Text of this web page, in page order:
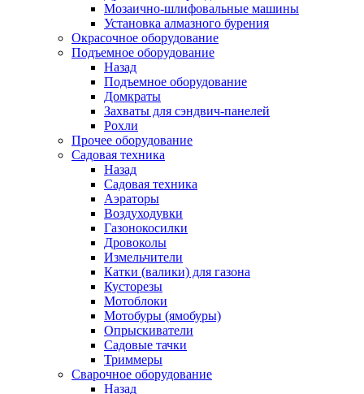
Мозаично-шлифовальные машины
Установка алмазного бурения
Окрасочное оборудование
Подъемное оборудование
Назад
Подъемное оборудование
Домкраты
Захваты для сэндвич-панелей
Рохли
Прочее оборудование
Садовая техника
Назад
Садовая техника
Аэраторы
Воздуходувки
Газонокосилки
Дровоколы
Измельчители
Катки (валики) для газона
Кусторезы
Мотоблоки
Мотобуры (ямобуры)
Опрыскиватели
Садовые тачки
Триммеры
Сварочное оборудование
Назад